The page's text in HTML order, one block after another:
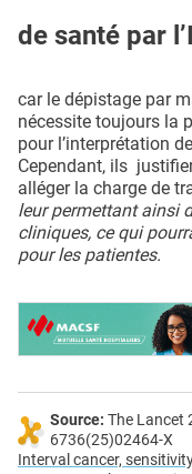
de santé par
car le dépistage par
nécessite toujours la
pour l’interprétation
Cependant, ils
alléger la charge de
leur permettant ainsi
cliniques, ce qui
pour les patientes.
Source: The Lancet
6736(25)02464-X
Interval cancer,